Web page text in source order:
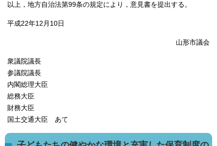
以上，地方自治法第99条の規定により，意見書を提出する。
平成22年12月10日
山形市議会
衆議院議長
参議院議長
内閣総理大臣
総務大臣
財務大臣
国土交通大臣 あて